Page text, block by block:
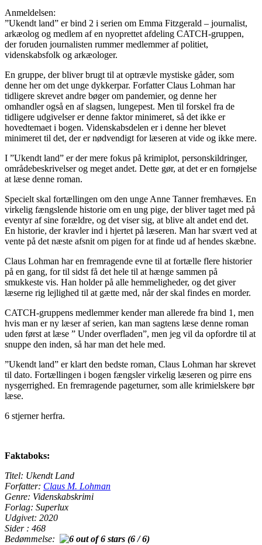
Anmeldelsen:
”Ukendt land” er bind 2 i serien om Emma Fitzgerald – journalist,
arkæolog og medlem af en nyoprettet afdeling CATCH-gruppen,
der foruden journalisten rummer medlemmer af politiet,
videnskabsfolk og arkæologer.
En gruppe, der bliver brugt til at optrævle mystiske gåder, som
denne her om det unge dykkerpar. Forfatter Claus Lohman har
tidligere skrevet andre bøger om pandemier, og denne her
omhandler også en af slagsen, lungepest. Men til forskel fra de
tidligere udgivelser er denne faktor minimeret, så det ikke er
hovedtemaet i bogen. Videnskabsdelen er i denne her blevet
minimeret til det, der er nødvendigt for læseren at vide og ikke mere.
I ”Ukendt land” er der mere fokus på krimiplot, personskildringer,
områdebeskrivelser og meget andet. Dette gør, at det er en fornøjelse
at læse denne roman.
Specielt skal fortællingen om den unge Anne Tanner fremhæves. En
virkelig fængslende historie om en ung pige, der bliver taget med på
eventyr af sine forældre, og det viser sig, at blive alt andet end det.
En historie, der kravler ind i hjertet på læseren. Man har svært ved at
vente på det næste afsnit om pigen for at finde ud af hendes skæbne.
Claus Lohman har en fremragende evne til at fortælle flere historier
på en gang, for til sidst få det hele til at hænge sammen på
smukkeste vis. Han holder på alle hemmeligheder, og det giver
læserne rig lejlighed til at gætte med, når der skal findes en morder.
CATCH-gruppens medlemmer kender man allerede fra bind 1, men
hvis man er ny læser af serien, kan man sagtens læse denne roman
uden først at læse ” Under overfladen”, men jeg vil da opfordre til at
snuppe den inden, så har man det hele med.
”Ukendt land” er klart den bedste roman, Claus Lohman har skrevet
til dato. Fortællingen i bogen fængsler virkelig læseren og pirre ens
nysgerrighed. En fremragende pageturner, som alle krimielskere bør
læse.
6 stjerner herfra.
Faktaboks:
Titel: Ukendt Land
Forfatter: Claus M. Lohman
Genre: Videnskabskrimi
Forlag: Superlux
Udgivet: 2020
Sider : 468
Bedømmelse:
(6 / 6)